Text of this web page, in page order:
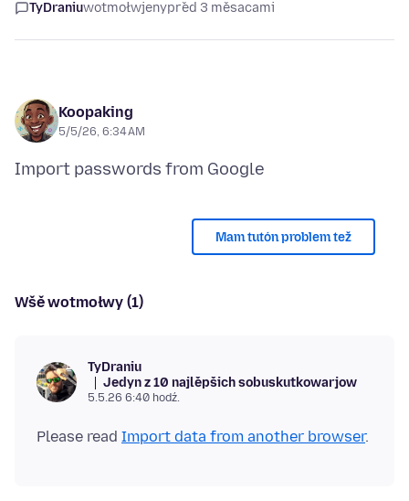
TyDraniuwotmołwjenypřed 3 měsacami
Koopaking
5/5/26, 6:34 AM
Mam tutón problem tež
Wšě wotmołwy (1)
TyDraniu
Jedyn z 10 najlěpšich sobuskutkowarjow
5.5.26 6:40 hodź.
Please read Import data from another browser